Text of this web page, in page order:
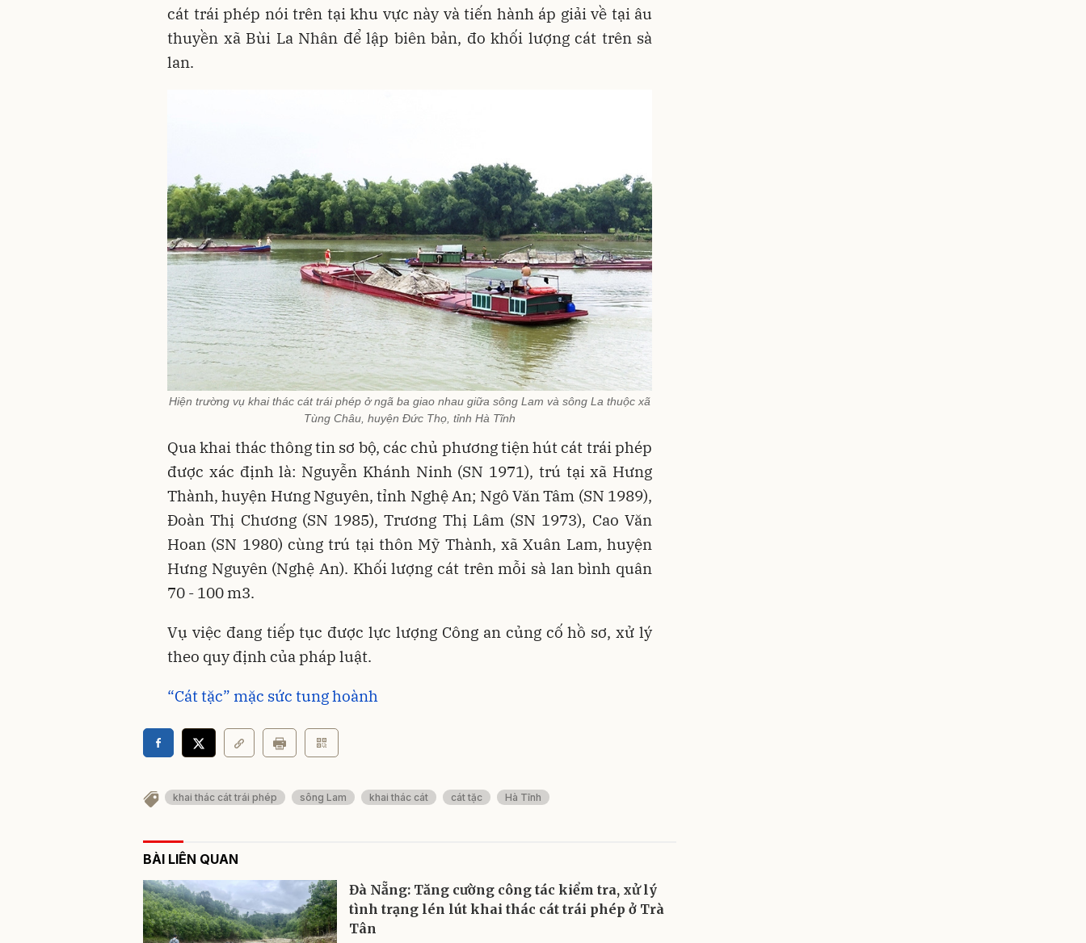
cát trái phép nói trên tại khu vực này và tiến hành áp giải về tại âu
thuyền xã Bùi La Nhân để lập biên bản, đo khối lượng cát trên sà
lan.
Hiện trường vụ khai thác cát trái phép ở ngã ba giao nhau giữa sông Lam và sông La thuộc xã
Tùng Châu, huyện Đức Thọ, tỉnh Hà Tĩnh
Qua khai thác thông tin sơ bộ, các chủ phương tiện hút cát trái phép
được xác định là: Nguyễn Khánh Ninh (SN 1971), trú tại xã Hưng
Thành, huyện Hưng Nguyên, tỉnh Nghệ An; Ngô Văn Tâm (SN 1989),
Đoàn Thị Chương (SN 1985), Trương Thị Lâm (SN 1973), Cao Văn
Hoan (SN 1980) cùng trú tại thôn Mỹ Thành, xã Xuân Lam, huyện
Hưng Nguyên (Nghệ An). Khối lượng cát trên mỗi sà lan bình quân
70 - 100 m3.
Vụ việc đang tiếp tục được lực lượng Công an củng cố hồ sơ, xử lý
theo quy định của pháp luật.
“Cát tặc” mặc sức tung hoành
khai thác cát trái phép sông Lam khai thác cát cát tặc Hà Tĩnh
BÀI LIÊN QUAN
Đà Nẵng: Tăng cường công tác kiểm tra, xử lý
tình trạng lén lút khai thác cát trái phép ở Trà
Tân